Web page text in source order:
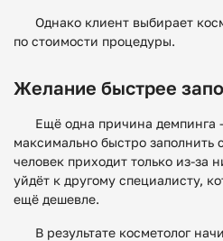
Однако клиент выбирает
по стоимости процедуры.
Желание быстрее
Ещё одна причина демпинга
максимально быстро заполнить
человек приходит только из-за
уйдёт к другому специалисту,
ещё дешевле.
В результате косметолог